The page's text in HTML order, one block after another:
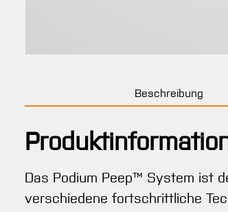
Beschreibung
Das Podium Peep™ System ist
verschiedene fortschrittliche